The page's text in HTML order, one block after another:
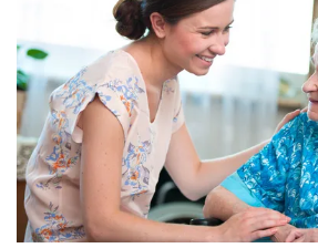
creación y
estadísticas